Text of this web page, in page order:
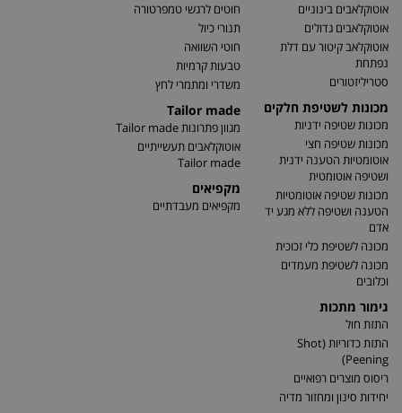
אוטוקלאבים בינוניים
אוטוקלאבים גדולים
אוטוקלאב קיטור עם דלת
נפתחת
סטריליזטורים
מכונות לשטיפת חלקים
מכונות שטיפה ידניות
מכונות שטיפה חצי
אוטומטיות הטענה ידנית
ושטיפה אוטומטית
מכונות שטיפה אוטומטיות
הטענה ושטיפה ללא מגע יד
אדם
מכונה לשטיפת כלי זכוכית
מכונה לשטיפת מעמדים
וכלובים
גימור מתכות
התזת חול
התזת כדוריות (Shot
Peening)
ריסוס מוצרים רפואיים
יחידות סינון ומחזור מדיה
חוטים לרגשי טמפרטורה
תנורי כיול
חוטי השוואה
טבעות קרמיות
משדרי ומתמרי לחץ
Tailor made
מגוון פתרונות Tailor made
אוטוקלאבים תעשייתיים
Tailor made
מקפיאים
מקפיאים מעבדתיים